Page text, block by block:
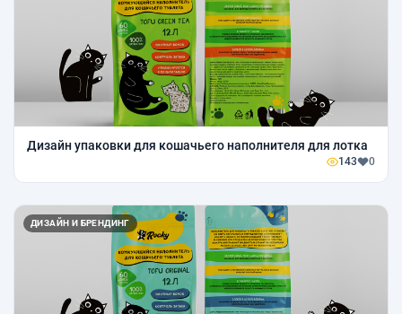
Дизайн упаковки для кошачьего наполнителя для лотка
143 0
ДИЗАЙН И БРЕНДИНГ